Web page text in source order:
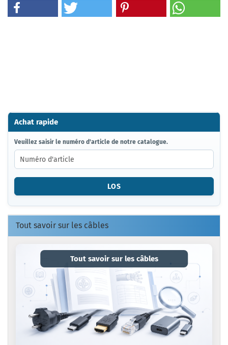
Achat rapide
VEUILLEZ
SAISIR
LE
NUMÉRO
D'ARTICLE
NOTRE
CATALOGUE.
Veuillez saisir le numéro d'article de notre catalogue.
LOS
Tout savoir sur les câbles
Tout savoir sur les câbles